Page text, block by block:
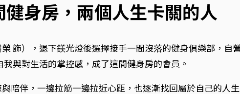
健身房，兩個人生卡關的人
飾），退下鎂光燈後選擇接手一間沒落的健身俱樂部，自
與對生活的掌控感，成了這間健身房的會員。
陪伴，一邊拉筋一邊拉近心距，也逐漸找回屬於自己的人